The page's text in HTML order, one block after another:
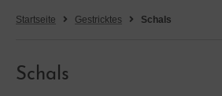
Startseite Gestricktes Schals
Schals